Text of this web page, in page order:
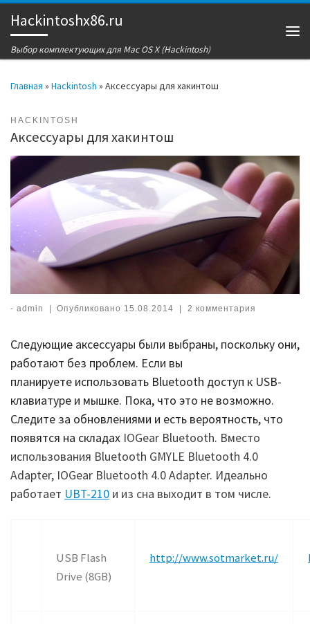
Перейти к содержимому
Hackintoshx86.ru
Выбор комплектующих для Mac OS X (Hackintosh)
Главная » Hackintosh » Аксессуары для хакинтош
HACKINTOSH
Аксессуары для хакинтош
- admin Опубликовано 15.08.2014 2 комментария
Следующие аксессуары были выбраны, поскольку они,
работают без проблем. Если вы
планируете использовать Bluetooth доступ к USB-
клавиатуре и мышке. Пока, что это не возможно.
Следите за обновлениями и есть вероятность, что
появятся на складах IOGear Bluetooth. Вместо
использования Bluetooth GMYLE Bluetooth 4.0
Adapter, IOGear Bluetooth 4.0 Adapter. Идеально
работает UBT-210 и из сна выходит в том числе.
USB Flash
Drive (8GB)
http://www.sotmarket.ru/